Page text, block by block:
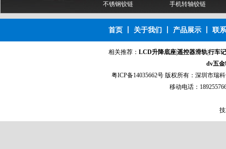
首页丨 关于我们 产品展示丨 联
相关推荐： LCD升降底座|遥控器滑轨|行车
dv五金
粤ICP备14035662号 版权所有： 深圳市瑞
移动电话：